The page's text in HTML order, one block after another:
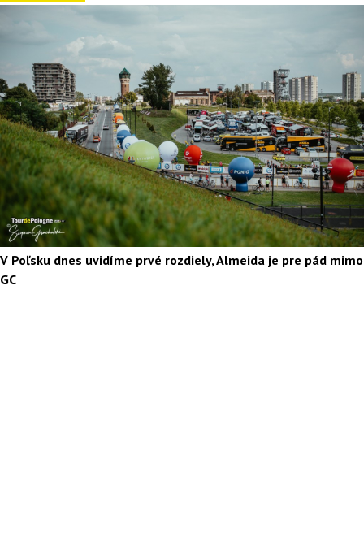
V Poľsku dnes uvidíme prvé rozdiely, Almeida je pre pád mimo
GC